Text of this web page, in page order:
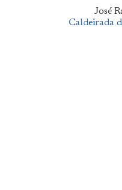
José
Caldeirada